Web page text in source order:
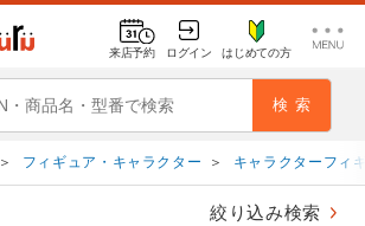
来店予約 ログイン はじめての方
＞ フィギュア・キャラクター ＞ キャラクターフィ
絞り込み検索